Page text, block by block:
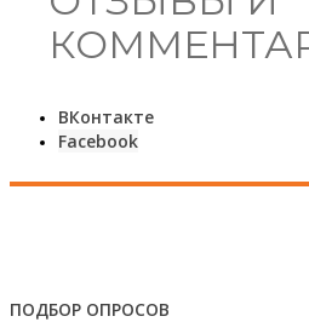
ВКонтакте
Facebook
ПОДБОР ОПРОСОВ